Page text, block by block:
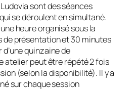
sont des séances
se déroulent en simultané.
heure organisé sous la
de présentation et 30 minutes
quinzaine de
atelier peut être répété 2 fois
(selon la disponibilité). Il y a
sur chaque session